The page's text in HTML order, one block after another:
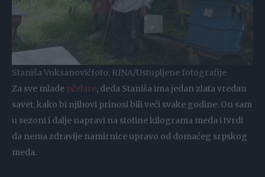
Staniša Vuksanovićfoto: RINA/Ustupljene fotografije
Za sve mlade pčelare, deda Staniša ima jedan zlata vredan
savet, kako bi njihovi prinosi bili veći svake godine. On sam
u sezoni i dalje napravi na stotine kilograma meda i tvrdi
da nema zdravije namirnice upravo od domaćeg srpskog
meda.